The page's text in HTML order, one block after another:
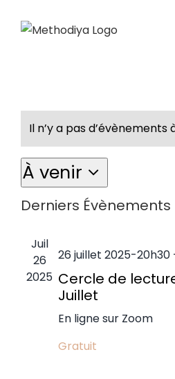
Il n’y a pas d’évènements
À venir
Sélectionnez
une
Derniers
Juil
26
2025
26 juillet 2025-20h30
Cercle de
Juillet
En ligne sur Zoom
Gratuit